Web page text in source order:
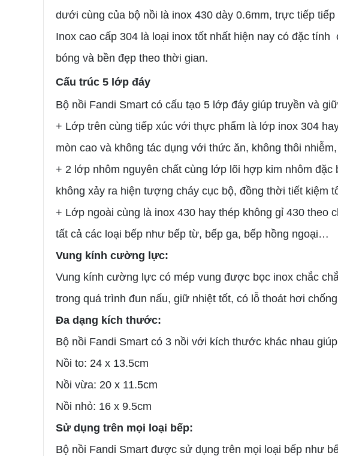
dưới cùng của bộ nồi là inox 430 dày 0.6mm, trực tiếp
Inox cao cấp 304 là loại inox tốt nhất hiện nay có đặc
bóng và bền đẹp theo thời gian.
Cấu trúc 5 lớp đáy
Bộ nồi Fandi Smart có cấu tạo 5 lớp đáy giúp truyền và
+ Lớp trên cùng tiếp xúc với thực phẩm là lớp inox 304
mòn cao và không tác dụng với thức ăn, không thôi
+ 2 lớp nhôm nguyên chất cùng lớp lõi hợp kim nhôm
không xảy ra hiện tượng cháy cục bộ, đồng thời tiết kiệm
+ Lớp ngoài cùng là inox 430 hay thép không gỉ 430 theo
tất cả các loại bếp như bếp từ, bếp ga, bếp hồng ngoại…
Vung kính cường lực:
Vung kính cường lực có mép vung được bọc inox chắc
trong quá trình đun nấu, giữ nhiệt tốt, có lỗ thoát hơi
Đa dạng kích thước:
Bộ nồi Fandi Smart có 3 nồi với kích thước khác nhau
Nồi to: 24 x 13.5cm
Nồi vừa: 20 x 11.5cm
Nồi nhỏ: 16 x 9.5cm
Sử dụng trên mọi loại bếp:
Bộ nồi Fandi Smart được sử dụng trên mọi loại bếp như